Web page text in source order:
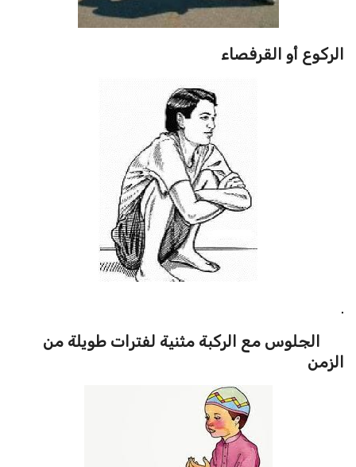
الركوع أو القرفصاء
.
الجلوس مع الركبة مثنية لفترات طويلة من
الزمن